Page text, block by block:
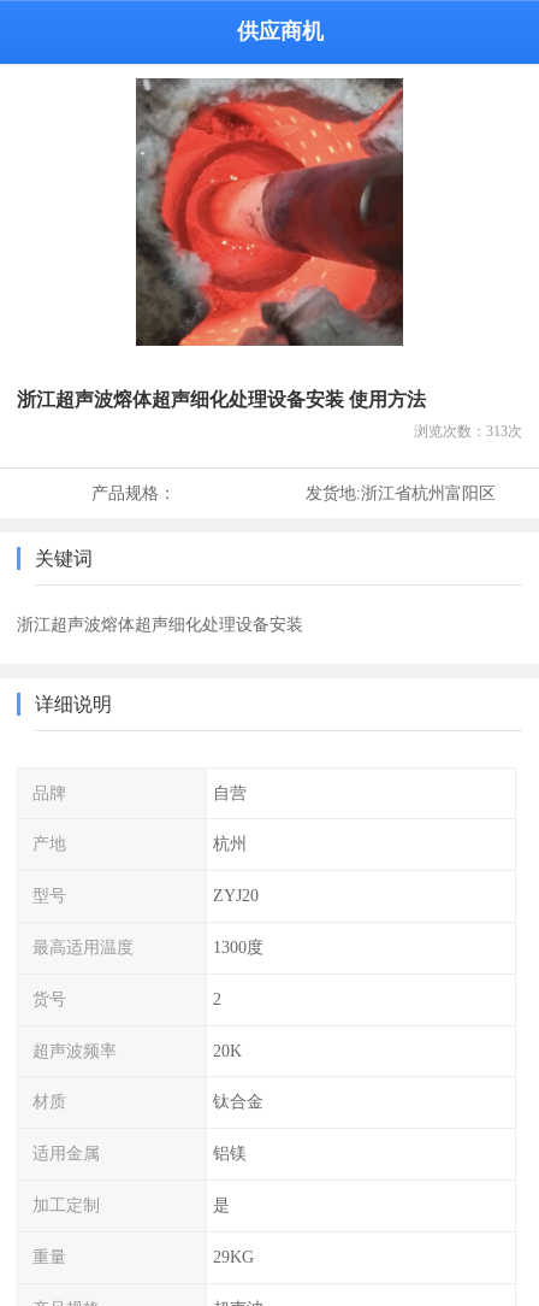
供应商机
浙江超声波熔体超声细化处理设备安装 使用方法
浏览次数： 313次
产品规格： 发货地:浙江省杭州富阳区
关键词
浙江超声波熔体超声细化处理设备安装
详细说明
品牌 自营
产地 杭州
型号 ZYJ20
最高适用温度 1300度
货号 2
超声波频率 20K
材质 钛合金
适用金属 铝镁
加工定制 是
重量 29KG